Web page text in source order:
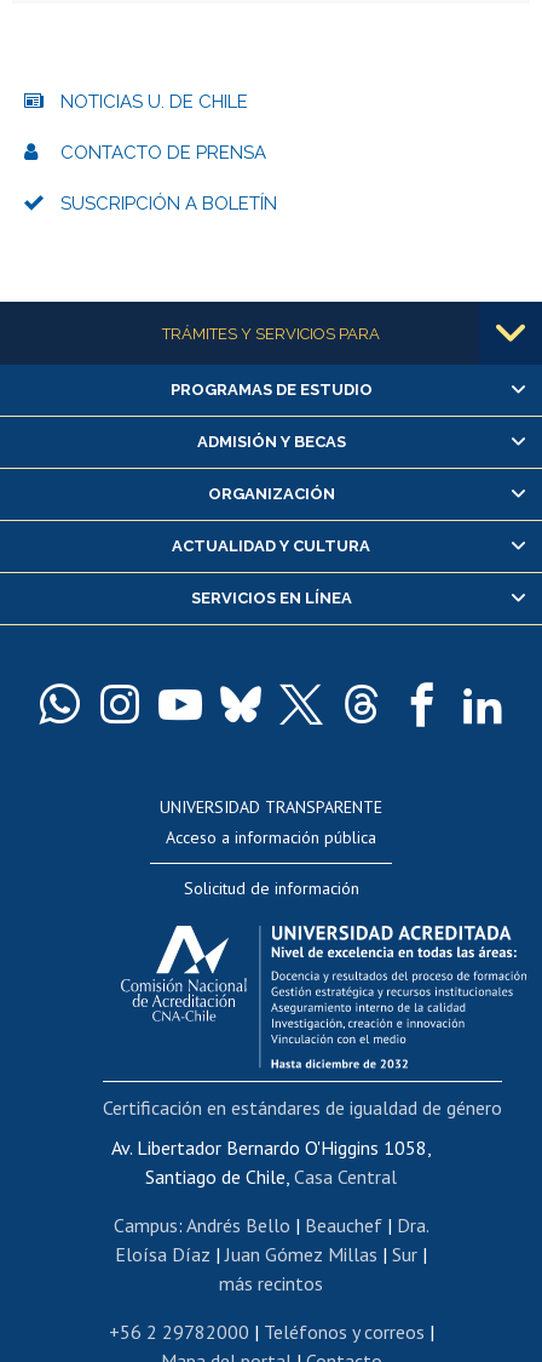
NOTICIAS U. DE CHILE
CONTACTO DE PRENSA
SUSCRIPCIÓN A BOLETÍN
Más informaciónTRÁMITES Y SERVICIOS PARA
Alumnas/os y exalumnas/os
Matrícula en línea
Inscripción y cambio de asignaturas
Consulta y certificado de notas
Servicio médico y dental
Pago de arancel y crédito alumnos
Docentes
Evaluación docente
Calificación académica
Postulación al AUCAI
Funcionarias/os
Cursos internos de capacitación
Bienestar del personal
Portal de movilidad interna
Certificado de renta
Certificado de renta honorarios
Editar páginas blancas
Extranjeras/os
Revalidación y reconocimiento de títulos
PROGRAMAS DE ESTUDIO
ADMISIÓN Y BECAS
ORGANIZACIÓN
ACTUALIDAD Y CULTURA
SERVICIOS EN LÍNEA
UNIVERSIDAD TRANSPARENTE
Acceso a información pública
Solicitud de información
Av. Libertador Bernardo O'Higgins 1058,
Santiago de Chile, Casa Central
Campus: Andrés Bello | Beauchef| Dra.
Eloísa Díaz |Juan Gómez Millas | Sur |
más recintos
+56 2 29782000 | Teléfonos y correos |
Certificación en estándares de igualdad de género